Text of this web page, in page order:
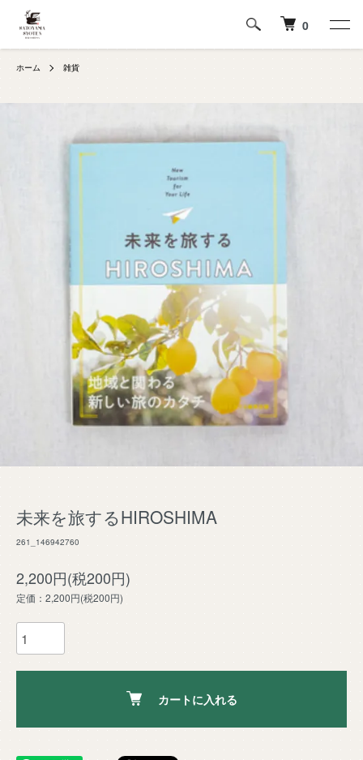
0
ホーム 雑貨
未来を旅するHIROSHIMA
261_146942760
2,200円(税200円)
定価：2,200円(税200円)
カートに入れる